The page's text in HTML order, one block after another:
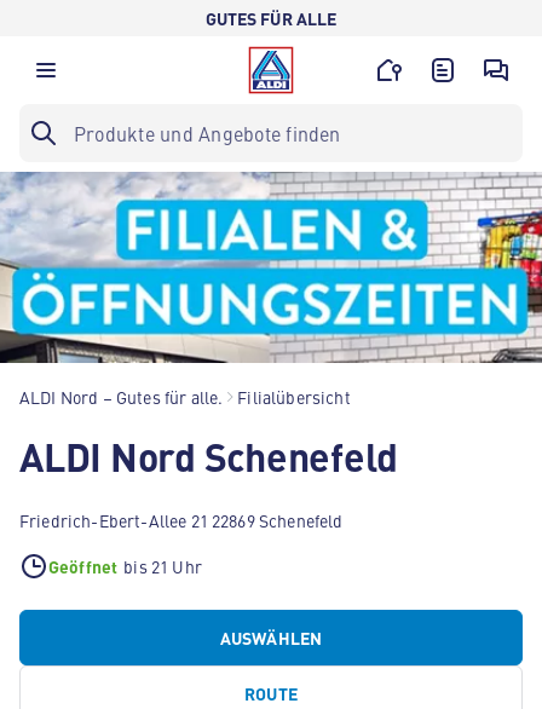
GUTES FÜR ALLE
ALDI Nord – Gutes für alle. Filialübersicht
ALDI Nord Schenefeld
Friedrich-Ebert-Allee 21 22869 Schenefeld
Geöffnet bis 21 Uhr
AUSWÄHLEN
ROUTE